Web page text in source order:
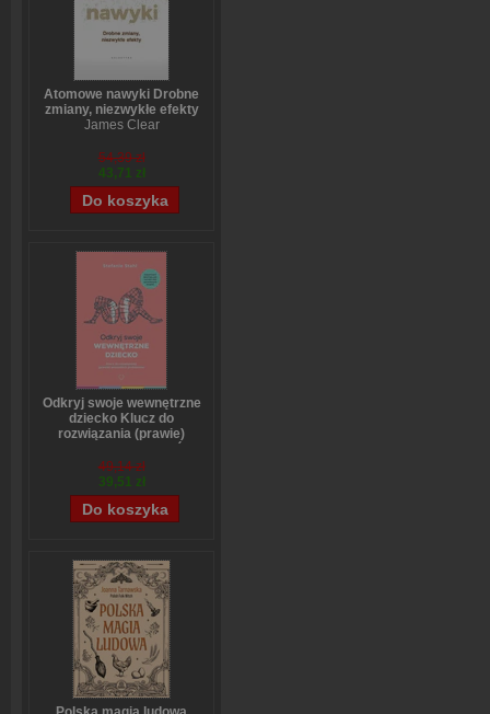
Atomowe nawyki Drobne
zmiany, niezwykłe efekty
James Clear
54,39 zł
43,71 zł
Odkryj swoje wewnętrzne
dziecko Klucz do
rozwiązania (prawie)
Stefanie Stahl
49,14 zł
39,51 zł